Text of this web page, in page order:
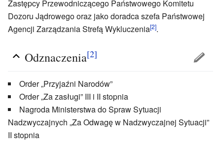
Zastępcy Przewodniczącego Państwowego Komitetu
Dozoru Jądrowego oraz jako doradca szefa Państwowej
Agencji Zarządzania Strefą Wykluczenia[2].
Odznaczenia[2]
Order „Przyjaźni Narodów”
Order „Za zasługi” III i II stopnia
Nagroda Ministerstwa do Spraw Sytuacji
Nadzwyczajnych „Za Odwagę w Nadzwyczajnej Sytuacji”
II stopnia